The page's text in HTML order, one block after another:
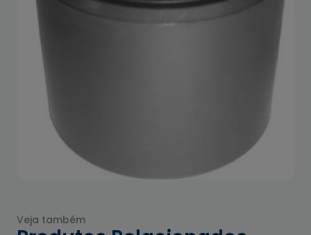
Veja também